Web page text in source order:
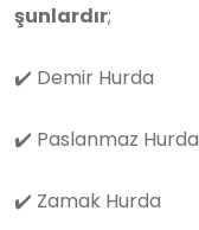
şunlardır;
✔️ Demir Hurda
✔️ Paslanmaz Hurda
✔️ Zamak Hurda